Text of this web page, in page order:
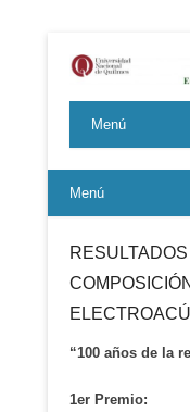
Ciclo
Menú
Menú
“100 años de la
1er Premio: